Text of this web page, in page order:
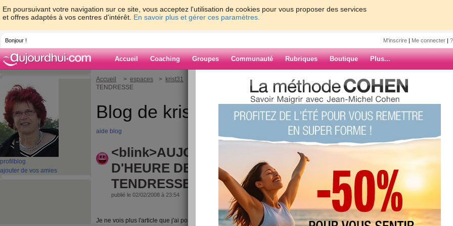
En poursuivant votre navigation sur ce site, vous acceptez l'utilisation de cookies pour vous proposer des services
et offres adaptés à vos centres d'intérêt. En savoir plus et gérer ces paramètres.
Bonjour ! M'inscrire | Me connecter |
Accueil Coaching Groupes Communauté Rubriques Boutique Plus...
profil blog
ajouter de vos amies
Accueil > espaces > krist31
AUJOURD'HUI QUART D'HEURE DE
TENDRESSE
Blog de krist31
aide blog
<blink>AUJOURD'HUI QUART
D'HEURE DE
TENDRESSE</blink>
publié le 02/02/2008 à 23:54
Je ne vois plus l'article que j'ai posté hier soir........... vilaine sorcière. Je
ARCHIVES